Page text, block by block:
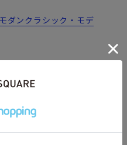
ダンクラシック・モデ
CANONICO（ヴィタ
創業の、イタリアを代表する
でを一貫して生産すること